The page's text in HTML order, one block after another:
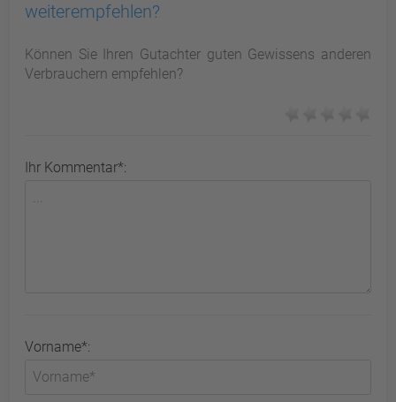
weiterempfehlen?
Können Sie Ihren Gutachter guten Gewissens anderen
Verbrauchern empfehlen?
Ihr Kommentar*:
Vorname*: